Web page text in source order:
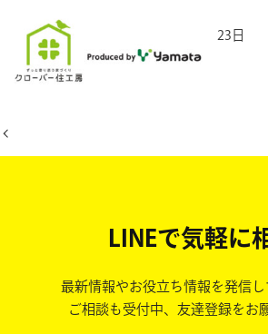
2025年5月23日
LINEで気軽に
最新情報やお役立ち情報を発信し
ご相談も受付中、友達登録をお